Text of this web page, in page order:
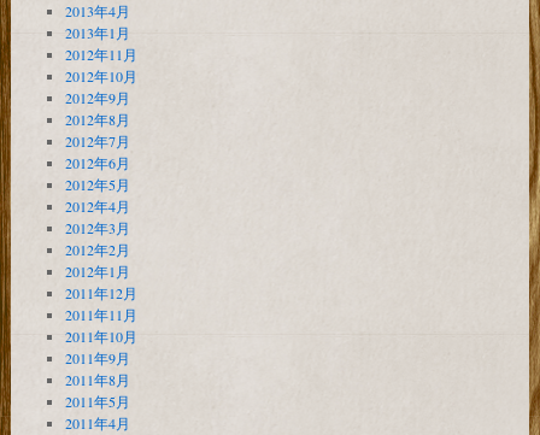
2013年4月
2013年1月
2012年11月
2012年10月
2012年9月
2012年8月
2012年7月
2012年6月
2012年5月
2012年4月
2012年3月
2012年2月
2012年1月
2011年12月
2011年11月
2011年10月
2011年9月
2011年8月
2011年5月
2011年4月